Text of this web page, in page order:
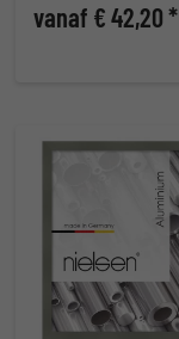
vanaf € 42,20 *